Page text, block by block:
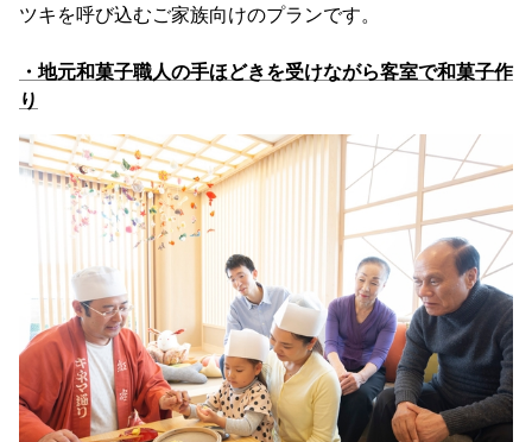
ツキを呼び込むご家族向けのプランです。
・地元和菓子職人の手ほどきを受けながら客室で和菓子作
り